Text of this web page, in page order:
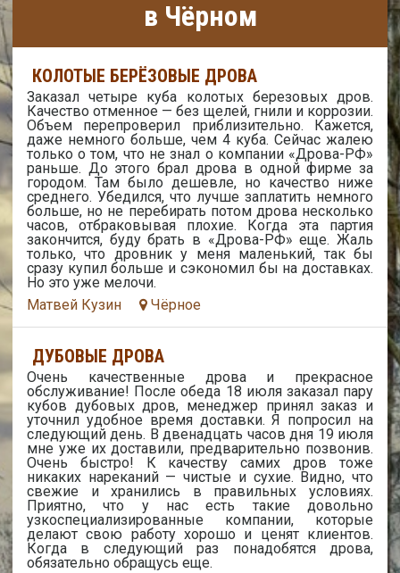
в Чёрном
КОЛОТЫЕ БЕРЁЗОВЫЕ ДРОВА
Заказал четыре куба колотых березовых дров.
Качество отменное — без щелей, гнили и коррозии.
Объем перепроверил приблизительно. Кажется,
даже немного больше, чем 4 куба. Сейчас жалею
только о том, что не знал о компании «Дрова-РФ»
раньше. До этого брал дрова в одной фирме за
городом. Там было дешевле, но качество ниже
среднего. Убедился, что лучше заплатить немного
больше, но не перебирать потом дрова несколько
часов, отбраковывая плохие. Когда эта партия
закончится, буду брать в «Дрова-РФ» еще. Жаль
только, что дровник у меня маленький, так бы
сразу купил больше и сэкономил бы на доставках.
Но это уже мелочи.
Матвей Кузин
Чёрное
ДУБОВЫЕ ДРОВА
Очень качественные дрова и прекрасное
обслуживание! После обеда 18 июля заказал пару
кубов дубовых дров, менеджер принял заказ и
уточнил удобное время доставки. Я попросил на
следующий день. В двенадцать часов дня 19 июля
мне уже их доставили, предварительно позвонив.
Очень быстро! К качеству самих дров тоже
никаких нареканий — чистые и сухие. Видно, что
свежие и хранились в правильных условиях.
Приятно, что у нас есть такие довольно
узкоспециализированные компании, которые
делают свою работу хорошо и ценят клиентов.
Когда в следующий раз понадобятся дрова,
обязательно обращусь еще.